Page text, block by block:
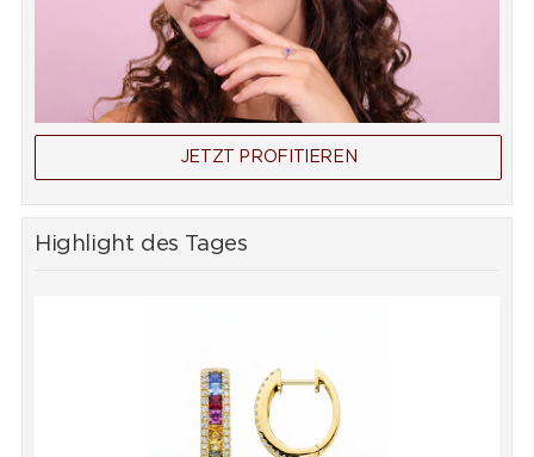
JETZT PROFITIEREN
Highlight des Tages